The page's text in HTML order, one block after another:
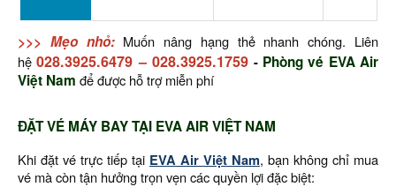
>>> Mẹo nhỏ:Muốn nâng hạng thẻ nhanh chóng. Liên
hệ028.3925.6479 –028.3925.1759 - Phòng vé EVA Air
Việt Nam để được hỗ trợ miễn phí
ĐẶT VÉ MÁY BAY TẠI EVA AIR VIỆT NAM
Khi đặt vé trực tiếp tại EVA Air Việt Nam, bạn không chỉ mua
vé mà còn tận hưởng trọn vẹn các quyền lợi đặc biệt: